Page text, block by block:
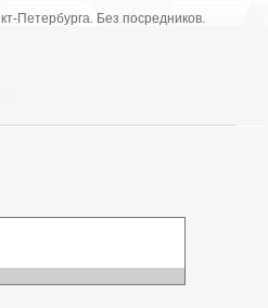
услуг
Петербурга. Без посредников.